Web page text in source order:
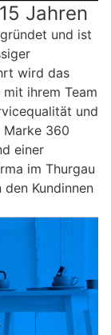
Jahren
und ist
wird das
ihrem Team
und
Marke 360
einer
im Thurgau
Kundinnen